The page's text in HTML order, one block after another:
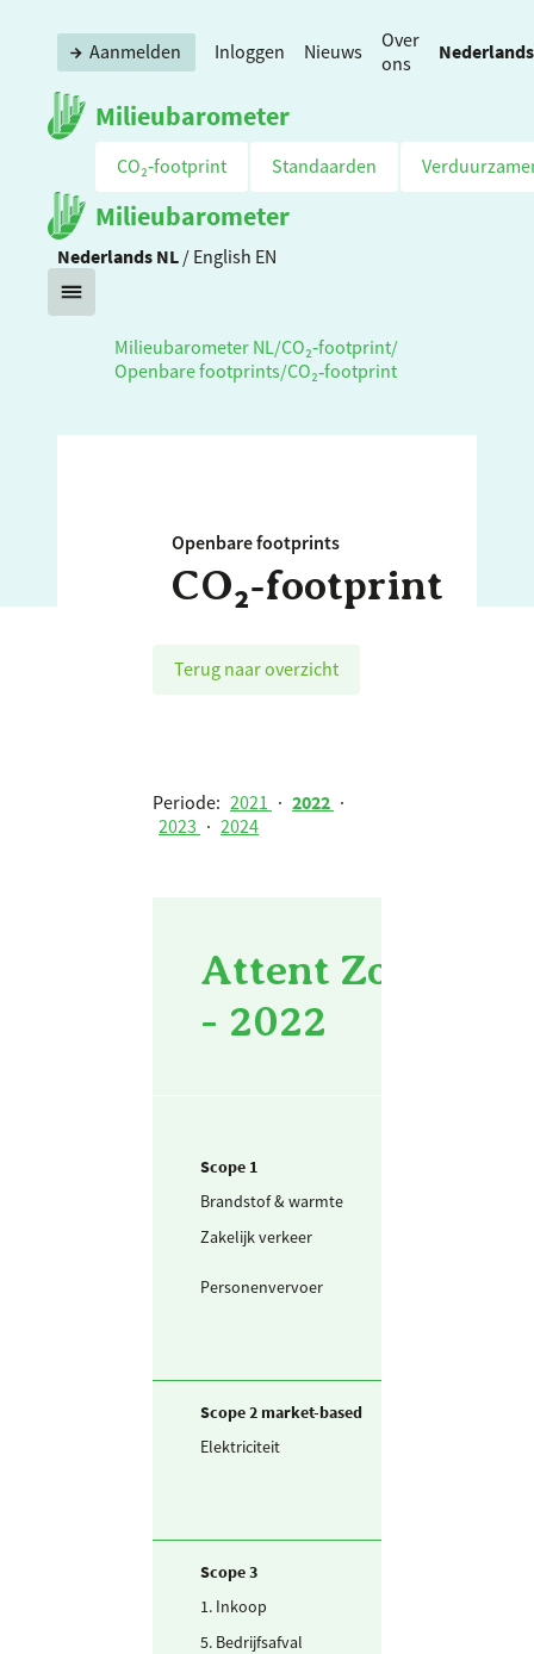
Milieubarometer
Aanmelden Inloggen Nieuws
Over
ons
Nederlands
CO₂‑footprint Standaarden
Milieubarometer
Nederlands NL / English EN
Milieubarometer NL /CO₂‑footprint/
Openbare footprints/CO₂‑footprint
Openbare footprints
CO₂‑footprint
Terug naar overzicht
Periode: 2021 · 2022 ·
2023 · 2024
Attent Zorg en
- 2022
Scope 1
Brandstof & warmte
Zakelijk verkeer
Personenvervoer
Scope 2 market-based
Elektriciteit
Scope 3
1. Inkoop
5. Bedrijfsafval